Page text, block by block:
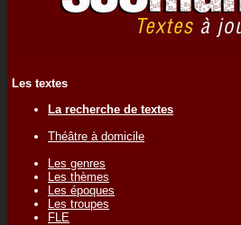
Les textes
La recherche de textes
Théâtre à domicile
Les genres
Les thèmes
Les époques
Les troupes
FLE